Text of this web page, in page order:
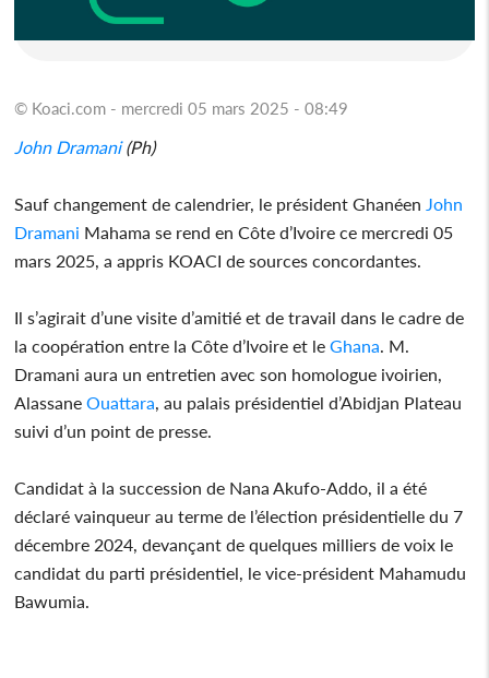
© Koaci.com - mercredi 05 mars 2025 - 08:49
John Dramani(Ph)
Sauf changement de calendrier, le président Ghanéen John
Dramani Mahama se rend en Côte d’Ivoire ce mercredi 05
mars 2025, a appris KOACI de sources concordantes.
Il s’agirait d’une visite d’amitié et de travail dans le cadre de
la coopération entre la Côte d’Ivoire et leGhana . M.
Dramani aura un entretien avec son homologue ivoirien,
AlassaneOuattara , au palais présidentiel d’Abidjan Plateau
suivi d’un point de presse.
Candidat à la succession de Nana Akufo-Addo, il a été
déclaré vainqueur au terme de l’élection présidentielle du 7
décembre 2024, devançant de quelques milliers de voix le
candidat du parti présidentiel, le vice-président Mahamudu
Bawumia.